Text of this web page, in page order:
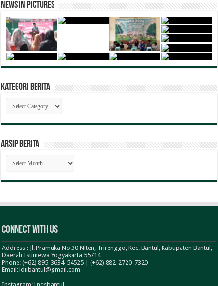
News in Pictures
Kategori Berita
Kategori
Berita
ARSIP BERITA
ARSIP
BERITA
Connect With Us
Address : Jl. Pramuka No.30 Niten, Trirenggo, Kec. Bantul, Kabupaten Bantul,
Daerah Istimewa Yogyakarta 55714
Phone: (+62) 895-3634-54525 | (+62) 882-2720-7320
Email: ldiibantul@gmail.com
Instagram: linesbantul